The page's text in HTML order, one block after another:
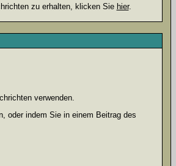
zu erhalten, klicken Sie hier.
verwenden.
oder indem Sie in einem Beitrag des